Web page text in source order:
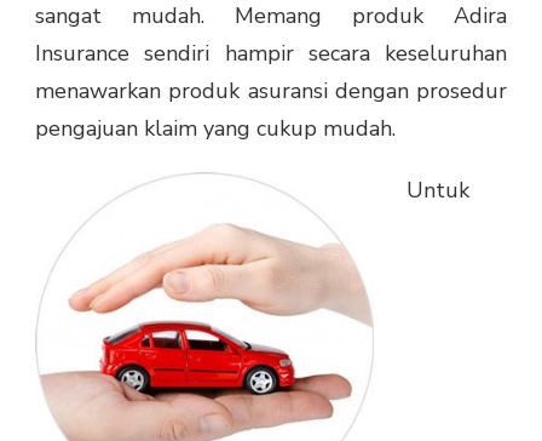
sangat mudah. Memang produk Adira
Insurance sendiri hampir secara keseluruhan
menawarkan produk asuransi dengan prosedur
pengajuan klaim yang cukup mudah.
Untuk